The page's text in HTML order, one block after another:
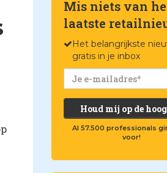
Mis niets van
laatste
Het belangrijkste
gratis in je inbox
Houd mij op de
Al 57.500 professionals
voor!